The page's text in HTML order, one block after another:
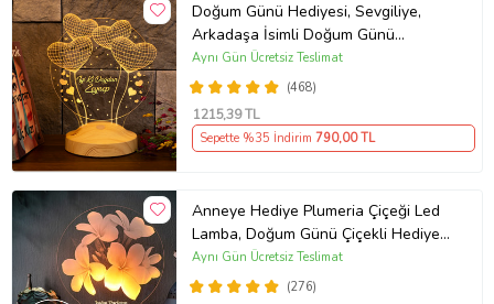
Doğum Günü Hediyesi, Sevgiliye,
Arkadaşa İsimli Doğum Günü
Hediyesi, Kişiye Özel Balon Kalpler
Kişiye Özel 3D Led Lamba
(468)
Aynı Gün Ücretsiz Teslimat
1215,39 TL
Sepette %35 İndirim 790,00 TL
Anneye Hediye Plumeria Çiçeği Led
Lamba, Doğum Günü Çiçekli Hediye,
Kişiye Özel İsimli Hediye
(276)
Aynı Gün Ücretsiz Teslimat